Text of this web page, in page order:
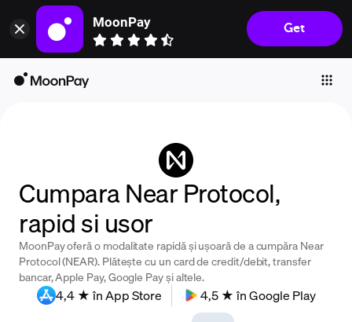
MoonPay
Get
Individuals
Company
Crypto Prices
Learn
Support
Cumpara Near Protocol,
rapid si usor
MoonPay oferă o modalitate rapidă și ușoară de a cumpăra Near
Protocol (NEAR). Plătește cu un card de credit/debit, transfer
bancar, Apple Pay, Google Pay și altele.
4,4 ★ în App Store
4,5 ★ în Google Play